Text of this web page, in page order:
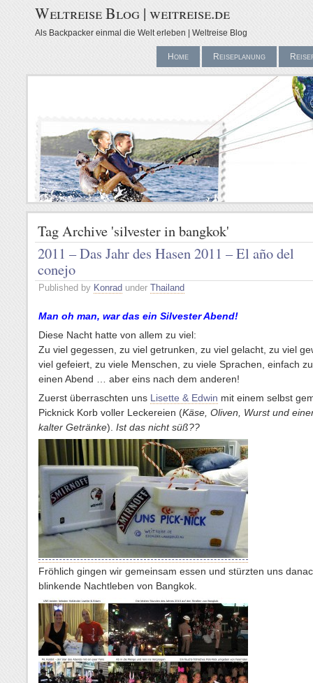
Weltreise Blog | weitreise.de
Als Backpacker einmal die Welt erleben | Weltreise Blog
Home Reiseplanung
Tag Archive 'silvester in bangkok'
2011 – Das Jahr des Hasen2011 – El año del
conejo
Published by Konrad under Thailand
Man oh man, war das ein Silvester Abend!
Diese Nacht hatte von allem zu viel:
Zu viel gegessen, zu viel getrunken, zu viel gelacht, zu viel
viel gefeiert, zu viele Menschen, zu viele Sprachen, einfach
einen Abend … aber eins nach dem anderen!
Zuerst überraschten uns Lisette & Edwin mit einem selbst
Picknick Korb voller Leckereien (Käse, Oliven, Wurst und
kalter Getränke). Ist das nicht süß??
Fröhlich gingen wir gemeinsam essen und stürzten uns
blinkende Nachtleben von Bangkok.